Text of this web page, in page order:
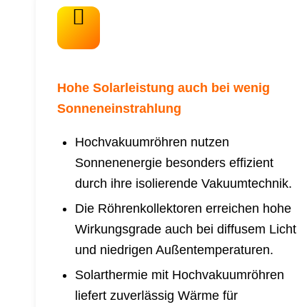
Hohe Solarleistung auch bei wenig
Sonneneinstrahlung
Hochvakuumröhren nutzen
Sonnenenergie besonders effizient
durch ihre isolierende Vakuumtechnik.
Die Röhrenkollektoren erreichen hohe
Wirkungsgrade auch bei diffusem Licht
und niedrigen Außentemperaturen.
Solarthermie mit Hochvakuumröhren
liefert zuverlässig Wärme für